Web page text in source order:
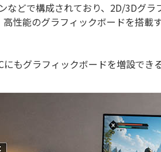
などで構成されており、2D/3Dグ
性能のグラフィックボードを搭
もグラフィックボードを増設でき